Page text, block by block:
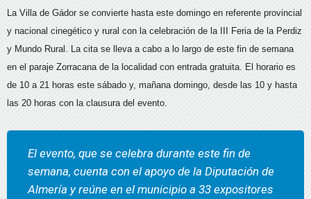
La Villa de Gádor se convierte hasta este domingo en referente provincial
y nacional cinegético y rural con la celebración de la III Feria de la Perdiz
y Mundo Rural. La cita se lleva a cabo a lo largo de este fin de semana
en el paraje Zorracana de la localidad con entrada gratuita. El horario es
de 10 a 21 horas este sábado y, mañana domingo, desde las 10 y hasta
las 20 horas con la clausura del evento.
El evento, que se celebra durante este fin de
semana, cuenta con el apoyo de la Diputación de
Almería y reúne en el municipio a 33 expositores